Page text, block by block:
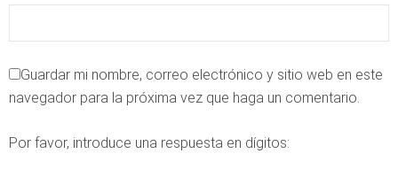
Guardar mi nombre, correo electrónico y sitio web en este
navegador para la próxima vez que haga un comentario.
Por favor, introduce una respuesta en dígitos: